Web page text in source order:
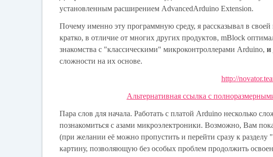
установленным расширением AdvancedArduino Extension.
Почему именно эту программную среду, я рассказывал в
кратко, в отличие от многих других продуктов, mBlock
знакомства с "классическими" микроконтроллерами Arduino,и
сложности на их основе.
http://
Альтернативная ссылка с
Пара слов для начала. Работать с платой Arduino несколько
познакомиться с азами микроэлектроники. Возможно, Вам
(при желании её можно пропустить и перейти сразу к
картину, позволяющую без особых проблем продолжить